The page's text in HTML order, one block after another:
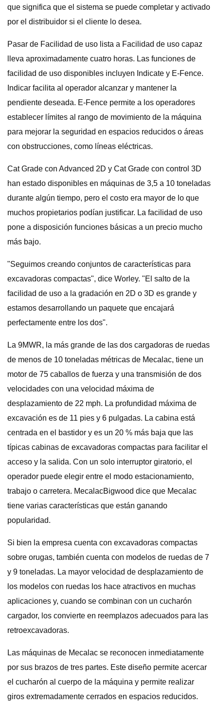
que significa que el sistema se puede completar y activado
por el distribuidor si el cliente lo desea.
Pasar de Facilidad de uso lista a Facilidad de uso capaz
lleva aproximadamente cuatro horas. Las funciones de
facilidad de uso disponibles incluyen Indicate y E-Fence.
Indicar facilita al operador alcanzar y mantener la
pendiente deseada. E-Fence permite a los operadores
establecer límites al rango de movimiento de la máquina
para mejorar la seguridad en espacios reducidos o áreas
con obstrucciones, como líneas eléctricas.
Cat Grade con Advanced 2D y Cat Grade con control 3D
han estado disponibles en máquinas de 3,5 a 10 toneladas
durante algún tiempo, pero el costo era mayor de lo que
muchos propietarios podían justificar. La facilidad de uso
pone a disposición funciones básicas a un precio mucho
más bajo.
"Seguimos creando conjuntos de características para
excavadoras compactas", dice Worley. "El salto de la
facilidad de uso a la gradación en 2D o 3D es grande y
estamos desarrollando un paquete que encajará
perfectamente entre los dos".
La 9MWR, la más grande de las dos cargadoras de ruedas
de menos de 10 toneladas métricas de Mecalac, tiene un
motor de 75 caballos de fuerza y ​​una transmisión de dos
velocidades con una velocidad máxima de
desplazamiento de 22 mph. La profundidad máxima de
excavación es de 11 pies y 6 pulgadas. La cabina está
centrada en el bastidor y es un 20 % más baja que las
típicas cabinas de excavadoras compactas para facilitar el
acceso y la salida. Con un solo interruptor giratorio, el
operador puede elegir entre el modo estacionamiento,
trabajo o carretera. MecalacBigwood dice que Mecalac
tiene varias características que están ganando
popularidad.
Si bien la empresa cuenta con excavadoras compactas
sobre orugas, también cuenta con modelos de ruedas de 7
y 9 toneladas. La mayor velocidad de desplazamiento de
los modelos con ruedas los hace atractivos en muchas
aplicaciones y, cuando se combinan con un cucharón
cargador, los convierte en reemplazos adecuados para las
retroexcavadoras.
Las máquinas de Mecalac se reconocen inmediatamente
por sus brazos de tres partes. Este diseño permite acercar
el cucharón al cuerpo de la máquina y permite realizar
giros extremadamente cerrados en espacios reducidos.